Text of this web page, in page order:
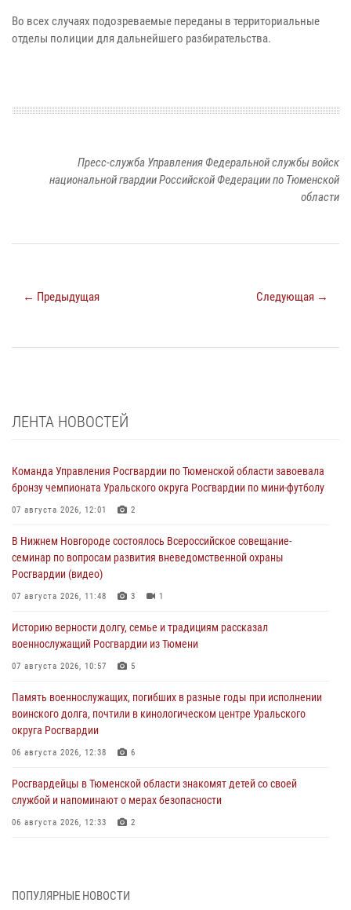
Во всех случаях подозреваемые переданы в территориальные
отделы полиции для дальнейшего разбирательства.
Пресс-служба Управления Федеральной службы войск
национальной гвардии Российской Федерации по Тюменской
области
← Предыдущая Следующая →
ЛЕНТА НОВОСТЕЙ
Команда Управления Росгвардии по Тюменской области завоевала
бронзу чемпионата Уральского округа Росгвардии по мини-футболу
07 августа 2026, 12:01 2
В Нижнем Новгороде состоялось Всероссийское совещание-
семинар по вопросам развития вневедомственной охраны
Росгвардии (видео)
07 августа 2026, 11:48 3 1
Историю верности долгу, семье и традициям рассказал
военнослужащий Росгвардии из Тюмени
07 августа 2026, 10:57 5
Память военнослужащих, погибших в разные годы при исполнении
воинского долга, почтили в кинологическом центре Уральского
округа Росгвардии
06 августа 2026, 12:38 6
Росгвардейцы в Тюменской области знакомят детей со своей
службой и напоминают о мерах безопасности
06 августа 2026, 12:33 2
06 августа 2026, 04:41 3
ПОПУЛЯРНЫЕ НОВОСТИ